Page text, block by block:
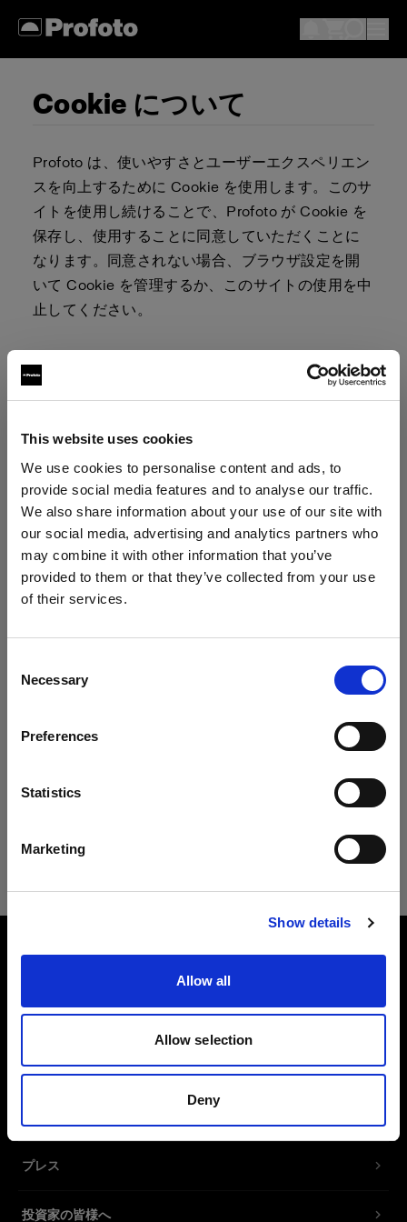
This website uses cookies
We use cookies to personalise content and ads, to
provide social media features and to analyse our traffic.
We also share information about your use of our site with
our social media, advertising and analytics partners who
may combine it with other information that you’ve
provided to them or that they’ve collected from your use
of their services.
Selection
Necessary
Preferences
Statistics
Marketing
Show details
Allow all
Allow selection
Deny
地域を変更しますか？
Germany
言語
サイトにアクセス
Cookie について
Profoto は、使いやすさとユーザーエクスペリエン
スを向上するために Cookie を使用します。このサ
イトを使用し続けることで、Profoto が Cookie を
保存し、使用することに同意していただくことに
なります。同意されない場合、ブラウザ設定を開
いて Cookie を管理するか、このサイトの使用を中
止してください。
る責任は、ユーザーが負うものとします。ブラウ
Cookie を選択します。Cookie をブロックまたは
表示されなくなり、一部の機能が動作しなくなる
可能性があります。
Cookie は、ブラウザごとに個別で管理する必要が
あります。 あるブラウザで選択した Cookie は、
そのブラウザのみに適用されます。以下のブラウ
Mozilla Firefox
Safari
お問い合わせ
サポート
プレス
投資家の皆様へ